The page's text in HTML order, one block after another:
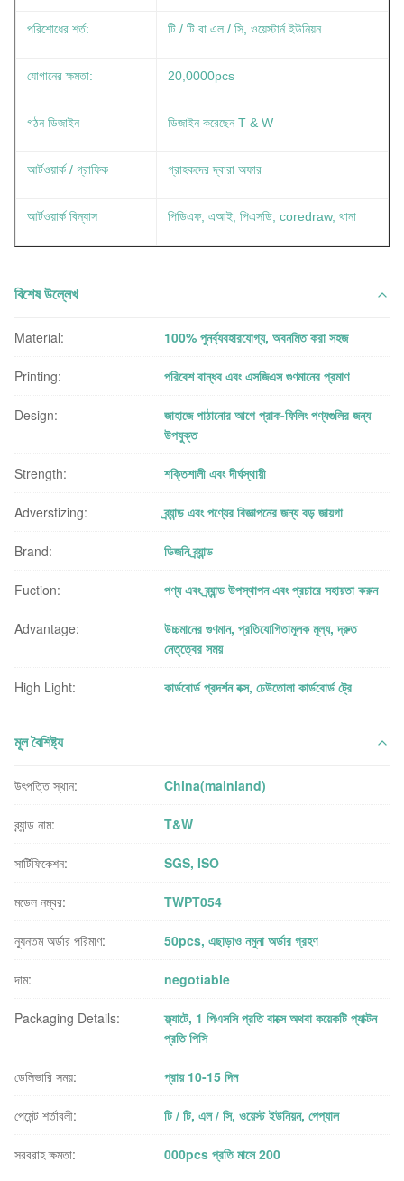
পরিশোধের শর্ত: টি / টি বা এল / সি, ওয়েস্টার্ন ইউনিয়ন
যোগানের ক্ষমতা: 20,0000pcs
গঠন ডিজাইন ডিজাইন করেছেন T & W
আর্টওয়ার্ক / গ্রাফিক গ্রাহকদের দ্বারা অফার
আর্টওয়ার্ক বিন্যাস পিডিএফ, এআই, পিএসডি, coredraw, থানা
বিশেষ উল্লেখ
Material: 100% পুনর্ব্যবহারযোগ্য, অবনমিত করা সহজ
Printing: পরিবেশ বান্ধব এবং এসজিএস গুণমানের প্রমাণ
Design:
জাহাজে পাঠানোর আগে প্রাক-ফিলিং পণ্যগুলির জন্য
উপযুক্ত
Strength: শক্তিশালী এবং দীর্ঘস্থায়ী
Adverstizing: ব্র্যান্ড এবং পণ্যের বিজ্ঞাপনের জন্য বড় জায়গা
Brand: ডিজনি ব্র্যান্ড
Fuction: পণ্য এবং ব্র্যান্ড উপস্থাপন এবং প্রচারে সহায়তা করুন
Advantage:
উচ্চমানের গুণমান, প্রতিযোগিতামূলক মূল্য, দ্রুত
নেতৃত্বের সময়
High Light: কার্ডবোর্ড প্রদর্শন বক্স,ঢেউতোলা কার্ডবোর্ড ট্রে
মূল বৈশিষ্ট্য
উৎপত্তি স্থান: China(mainland)
ব্র্যান্ড নাম: T&W
সার্টিফিকেশন: SGS, ISO
মডেল নম্বর: TWPT054
ন্যূনতম অর্ডার পরিমাণ: 50pcs, এছাড়াও নমুনা অর্ডার গ্রহণ
দাম: negotiable
Packaging Details:
ফ্ল্যাটে, 1 পিএসসি প্রতি বাক্সে অথবা কয়েকটি প্যাক্টন
প্রতি পিসি
ডেলিভারি সময়: প্রায় 10-15 দিন
পেমেন্ট শর্তাবলী: টি / টি, এল / সি, ওয়েস্ট ইউনিয়ন, পেপ্যাল
সরবরাহ ক্ষমতা: 000pcs প্রতি মাসে 200